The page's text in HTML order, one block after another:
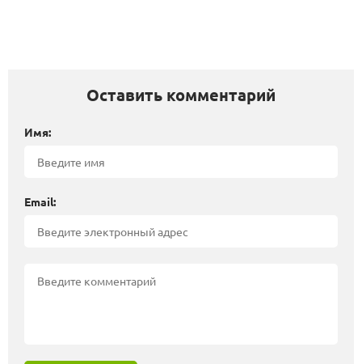
Оставить комментарий
Имя:
Email: